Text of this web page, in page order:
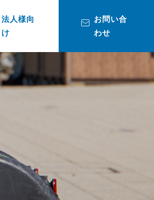
法人様向
け
お問い合
わせ